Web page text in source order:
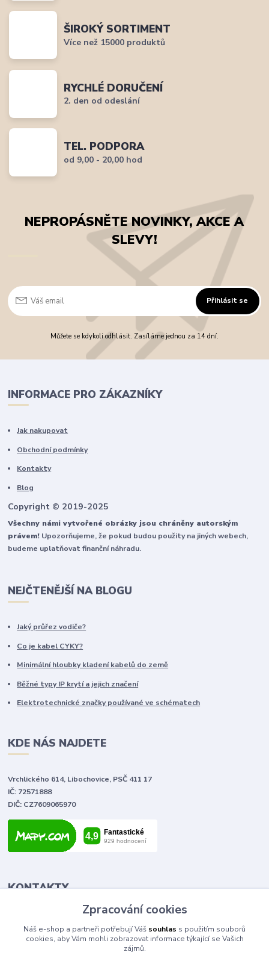
ŠIROKÝ SORTIMENT
Více než 15000 produktů
RYCHLÉ DORUČENÍ
2. den od odeslání
TEL. PODPORA
od 9,00 - 20,00 hod
NEPROPÁSNĚTE NOVINKY, AKCE A
SLEVY!
Přihlásit se
Můžete se kdykoli odhlásit. Zasíláme jednou za 14 dní.
INFORMACE PRO ZÁKAZNÍKY
Jak nakupovat
Obchodní podmínky
Kontakty
Blog
Copyright © 2019-2025
Všechny námi vytvořené obrázky jsou chráněny autorským
právem! Upozorňujeme, že pokud budou použity na jiných webech,
budeme uplatňovat finanční náhradu.
NEJČTENĚJŠÍ NA BLOGU
Jaký průřez vodiče?
Co je kabel CYKY?
Minimální hloubky kladení kabelů do země
Běžné typy IP krytí a jejich značení
Elektrotechnické značky používané ve schématech
KDE NÁS NAJDETE
Vrchlického 614, Libochovice, PSČ 411 17
IČ: 72571888
DIČ: CZ7609065970
KONTAKTY
Tomáš Vlček
+420 702 090 443
volejte od 9,00 - 20,00 hod
Zpracování cookies
Náš e-shop a partneři potřebují Váš souhlas s použitím souborů
cookies, aby Vám mohli zobrazovat informace týkající se Vašich
zájmů.